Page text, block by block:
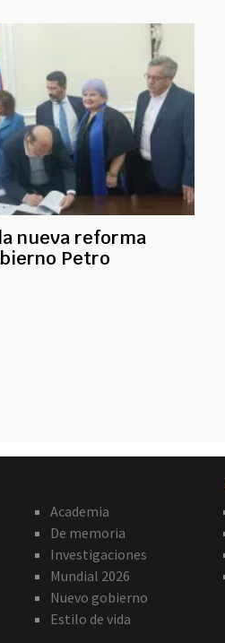
nueva reforma
Petro
Academia
De memoria
Investigaciones
Mundial 2026
Nuevo gobierno
Estilo de vida